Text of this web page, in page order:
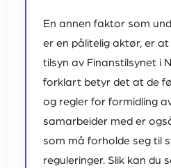
En annen faktor som
er en pålitelig aktør, er
tilsyn av Finanstilsynet i
forklart betyr det at de
og regler for formidling
samarbeider med er
som må forholde seg til
reguleringer. Slik kan du